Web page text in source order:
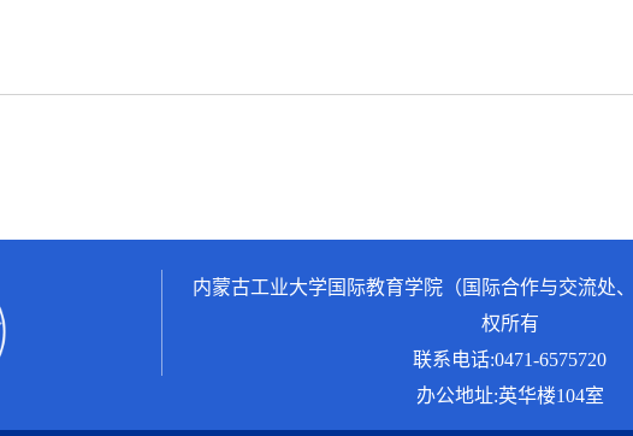
内蒙古工业大学国际教育学院（国际合作与交流处
权所有
联系电话:0471-6575720
办公地址:英华楼104室